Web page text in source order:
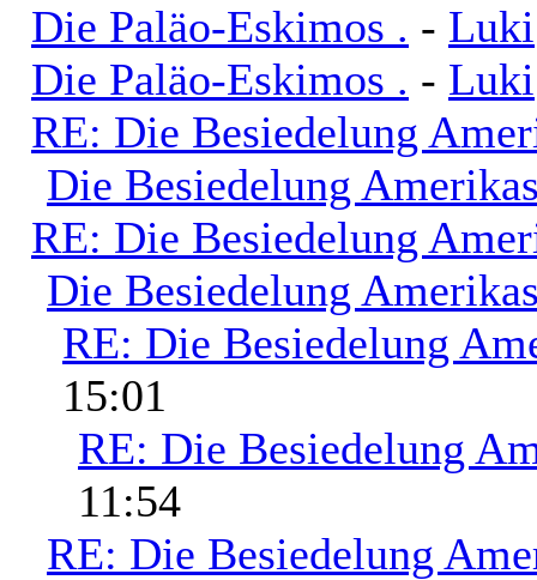
Die Paläo-Eskimos . - Luki
Die Paläo-Eskimos . - Luki
RE: Die Besiedelung
Die Besiedelung
RE: Die Besiedelung
Die Besiedelung
RE: Die Besiedelung
15:01
RE: Die Besiedelung
11:54
RE: Die Besiedelung